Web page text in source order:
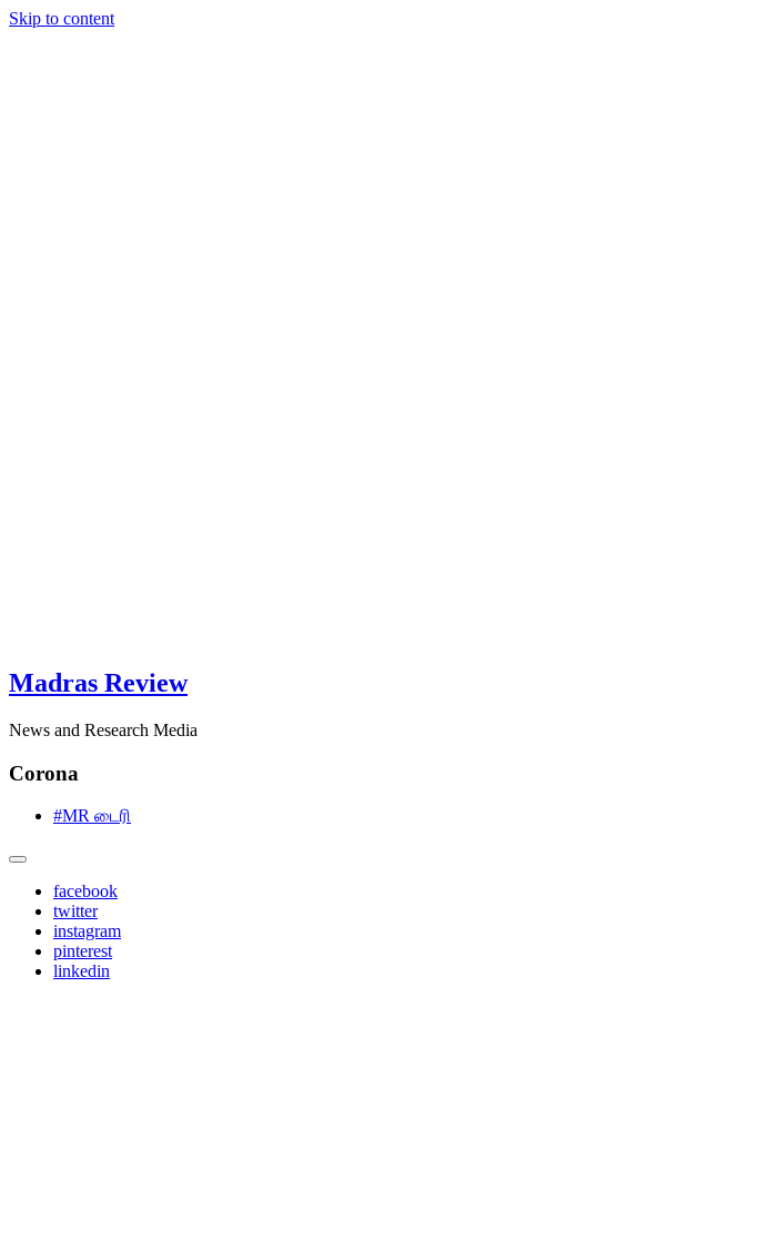
Skip to content
Madras Review
News and Research Media
Corona
#MR டைரி
facebook
twitter
instagram
pinterest
linkedin